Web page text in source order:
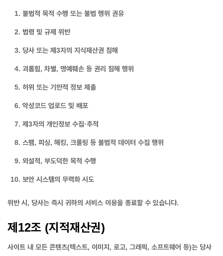
불법적 목적 수행 또는 불법 행위 권유
법령 및 규제 위반
당사 또는 제3자의 지식재산권 침해
괴롭힘, 차별, 명예훼손 등 권리 침해 행위
허위 또는 기만적 정보 제출
악성코드 업로드 및 배포
제3자의 개인정보 수집·추적
스팸, 피싱, 해킹, 크롤링 등 불법적 데이터 수집 행위
외설적, 부도덕한 목적 수행
보안 시스템의 무력화 시도
위반 시, 당사는 즉시 귀하의 서비스 이용을 종료할 수 있습니다.
제12조 (지적재산권)
사이트 내 모든 콘텐츠(텍스트, 이미지, 로고, 그래픽, 소프트웨어 등)는 당사